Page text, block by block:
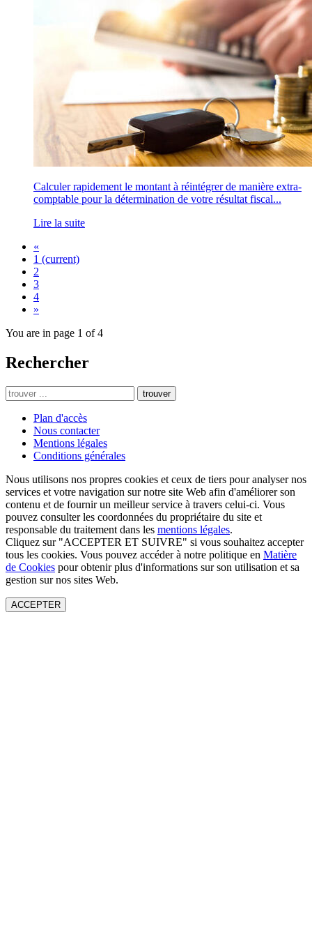
Calculer rapidement le montant à réintégrer de manière extra-
comptable pour la détermination de votre résultat fiscal...
Lire la suite
«
1 (current)
2
3
4
»
You are in page 1 of 4
Rechercher
trouver
Plan d'accès
Nous contacter
Mentions légales
Conditions générales
Nous utilisons nos propres cookies et ceux de tiers pour analyser nos
services et votre navigation sur notre site Web afin d'améliorer son
contenu et de fournir un meilleur service à travers celui-ci. Vous
pouvez consulter les coordonnées du propriétaire du site et
responsable du traitement dans les mentions légales.
Cliquez sur "ACCEPTER ET SUIVRE" si vous souhaitez accepter
tous les cookies. Vous pouvez accéder à notre politique en Matière
de Cookies pour obtenir plus d'informations sur son utilisation et sa
gestion sur nos sites Web.
ACCEPTER